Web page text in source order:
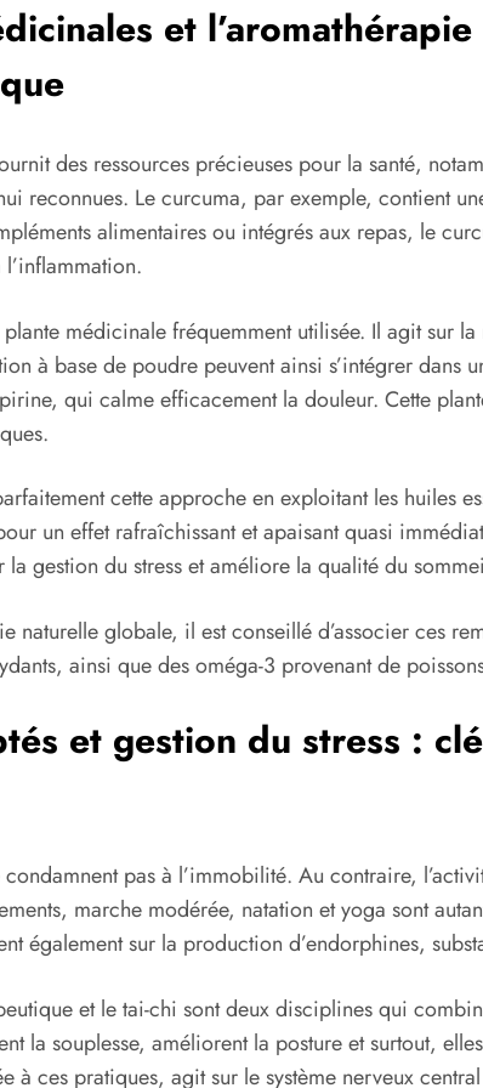
et
des ressources précieuses pour la santé,
reconnues. Le curcuma, par exemple, contient
alimentaires ou intégrés aux repas, le
médicinale fréquemment utilisée. Il agit sur
à base de poudre peuvent ainsi s’intégrer dans
qui calme efficacement la douleur. Cette
cette approche en exploitant les huiles
un effet rafraîchissant et apaisant quasi
gestion du stress et améliore la qualité du
naturelle globale, il est conseillé d’associer ces
ainsi que des oméga-3 provenant de
et gestion du stress :
pas à l’immobilité. Au contraire,
marche modérée, natation et yoga sont
également sur la production d’endorphines,
et le tai-chi sont deux disciplines qui
la souplesse, améliorent la posture et surtout,
à ces pratiques, agit sur le système nerveux